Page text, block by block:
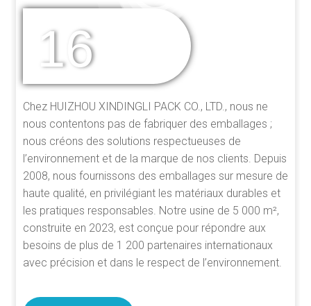
16
Chez HUIZHOU XINDINGLI PACK CO., LTD., nous ne
nous contentons pas de fabriquer des emballages ;
nous créons des solutions respectueuses de
l’environnement et de la marque de nos clients. Depuis
2008, nous fournissons des emballages sur mesure de
haute qualité, en privilégiant les matériaux durables et
les pratiques responsables. Notre usine de 5 000 m²,
construite en 2023, est conçue pour répondre aux
besoins de plus de 1 200 partenaires internationaux
avec précision et dans le respect de l’environnement.